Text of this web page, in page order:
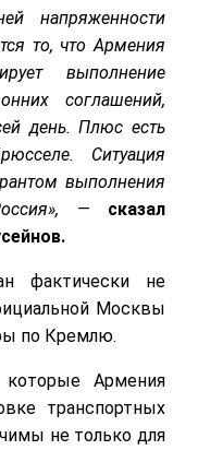
напряженности
то, что Армения
выполнение
соглашений,
день. Плюс есть
Ситуация
выполнения
— сказал
фактически не
Москвы
по Кремлю.
которые Армения
транспортных
не только для